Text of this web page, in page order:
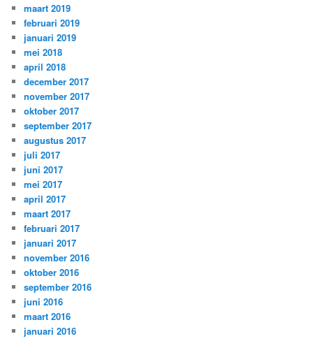
maart 2019
februari 2019
januari 2019
mei 2018
april 2018
december 2017
november 2017
oktober 2017
september 2017
augustus 2017
juli 2017
juni 2017
mei 2017
april 2017
maart 2017
februari 2017
januari 2017
november 2016
oktober 2016
september 2016
juni 2016
maart 2016
januari 2016